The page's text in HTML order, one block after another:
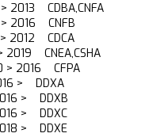
CDBA,CNFA
2016 CNFB
2012 CDCA
CNEA,CSHA
2016 CFPA
> DDXA
> DDXB
> DDXC
> DDXE